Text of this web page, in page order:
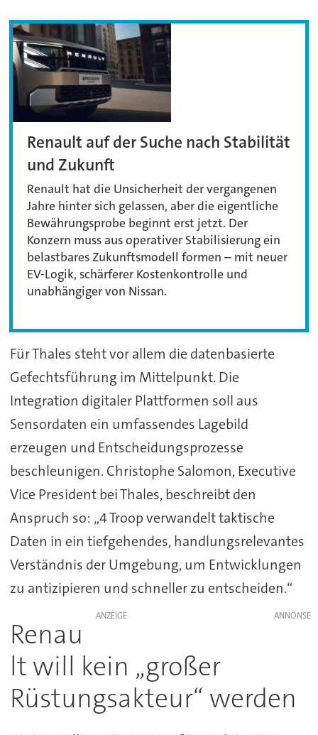
Renault auf der Suche nach Stabilität
und Zukunft
Renault hat die Unsicherheit der vergangenen
Jahre hinter sich gelassen, aber die eigentliche
Bewährungsprobe beginnt erst jetzt. Der
Konzern muss aus operativer Stabilisierung ein
belastbares Zukunftsmodell formen – mit neuer
EV-Logik, schärferer Kostenkontrolle und
unabhängiger von Nissan.
Für Thales steht vor allem die datenbasierte
Gefechtsführung im Mittelpunkt. Die
Integration digitaler Plattformen soll aus
Sensordaten ein umfassendes Lagebild
erzeugen und Entscheidungsprozesse
beschleunigen. Christophe Salomon, Executive
Vice President bei Thales, beschreibt den
Anspruch so: „4 Troop verwandelt taktische
Daten in ein tiefgehendes, handlungsrelevantes
Verständnis der Umgebung, um Entwicklungen
zu antizipieren und schneller zu entscheiden.“
ANZEIGE
Renau
lt will kein „großer
Rüstungsakteur“ werden